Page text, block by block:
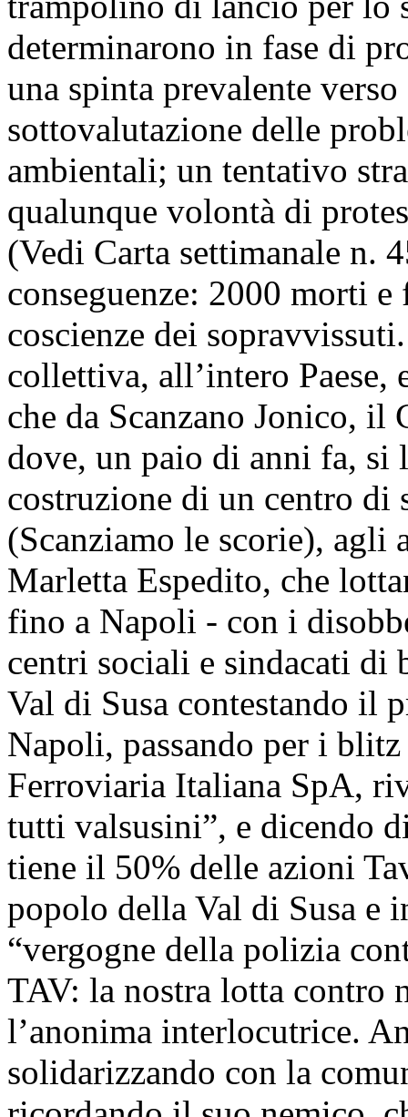
determinarono in fase di
una spinta prevalente
sottovalutazione delle
ambientali; un tentativo
qualunque volontà di
(Vedi Carta settimanale n.
conseguenze: 2000 morti
coscienze dei
collettiva, all’intero Paese,
che da Scanzano Jonico,
dove, un paio di anni fa, si
costruzione di un centro di
(Scanziamo le scorie), agli
Marletta Espedito, che
fino a Napoli - con i
centri sociali e sindacati di
Val di Susa contestando il
Napoli, passando per i
Ferroviaria Italiana SpA,
tutti valsusini”, e dicendo
tiene il 50% delle azioni
popolo della Val di Susa e
“vergogne della polizia
TAV: la nostra lotta contro
l’anonima interlocutrice.
solidarizzando con la